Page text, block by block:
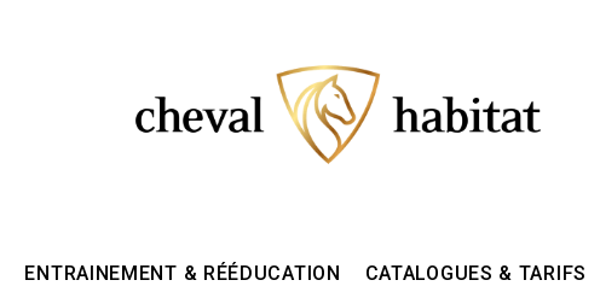
ENTRAINEMENT & RÉÉDUCATION CATALOGUES & TARIFS